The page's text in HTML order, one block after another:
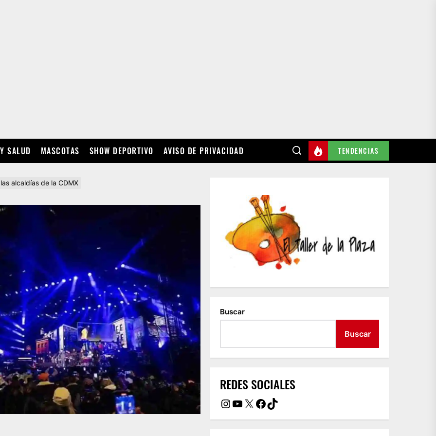
SALUD MASCOTAS SHOW DEPORTIVO AVISO DE PRIVACIDAD TENDENCIAS
alcaldías de la CDMX
Buscar
Buscar
REDES SOCIALES
Instagram
YouTube
X Facebook
TikTok